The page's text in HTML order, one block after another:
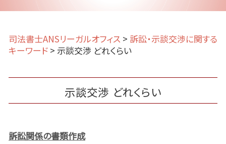
司法書士ANSリーガルオフィス > 訴訟・示談交渉に関する
キーワード > 示談交渉 どれくらい
示談交渉 どれくらい
訴訟関係の書類作成